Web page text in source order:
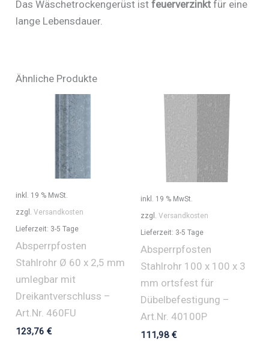
Das Wäschetrockengerüst istfeuerverzinkt für eine
lange Lebensdauer.
Ähnliche Produkte
inkl. 19 % MwSt.
zzgl.Versandkosten
Lieferzeit: 3-5 Tage
Absperrpfosten
Stahlrohr Ø 60 x 2,5 mm
umlegbar mit
Dreikantverschluss –
Art.Nr. 460FU
123,76€
inkl. 19 % MwSt.
zzgl. Versandkosten
Lieferzeit: 3-5 Tage
Absperrpfosten
Stahlrohr 100 x 100 x 3
mm ortsfest für
Dübelbefestigung –
Art.Nr. 40100P
111,98 €